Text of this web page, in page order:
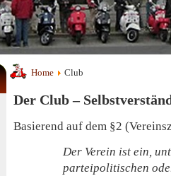
Home Club
Der Club –
Basierend auf dem §2
Der Verein ist ein,
parteipolitischen